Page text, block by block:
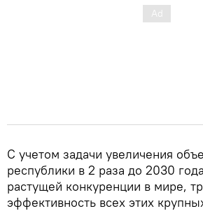
С учетом задачи увеличения
республики в 2 раза до 2030
растущей конкуренции в мире,
эффективность всех этих